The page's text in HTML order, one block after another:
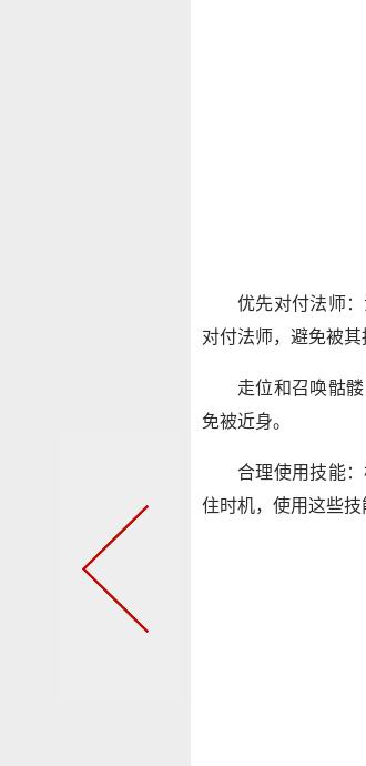
优先对付法师
对付法师，避免被其
走位和召唤骷
免被近身。
合理使用技能
住时机，使用这些技